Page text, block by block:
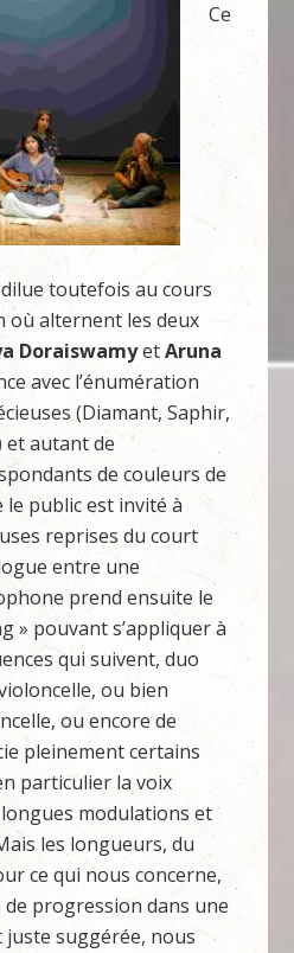
Ce
toutefois au cours
où alternent les deux
DoraiswamyetAruna
avec l’énumération
(Diamant, Saphir,
et autant de
de couleurs de
le public est invité à
reprises du court
entre une
prend ensuite le
» pouvant s’appliquer à
qui suivent, duo
ou bien
ou encore de
pleinement certains
particulier la voix
longues modulations et
les longueurs, du
ce qui nous concerne,
progression dans une
suggérée, nous